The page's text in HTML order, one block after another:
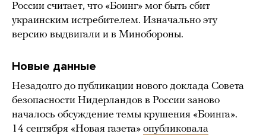
России считает, что «Боинг» мог быть сбит
украинским истребителем. Изначально эту
версию выдвигали и в Минобороны.
Новые данные
Незадолго до публикации нового доклада Совета
безопасности Нидерландов в России заново
началось обсуждение темы крушения «Боинга».
14 сентября «Новая газета» опубликовала